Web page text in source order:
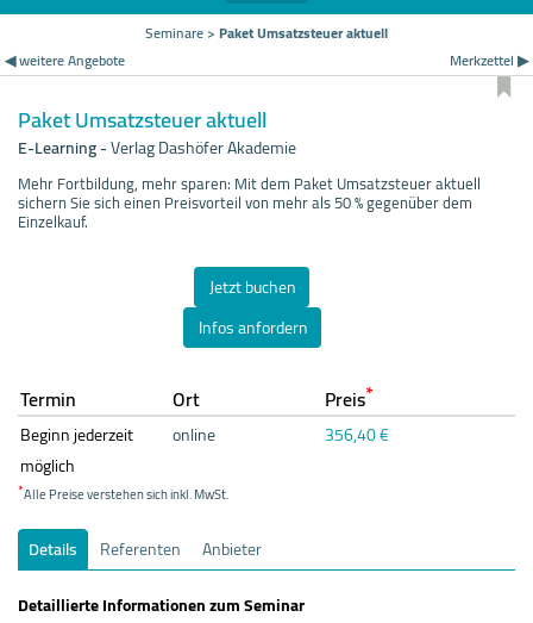
Seminare> Paket Umsatzsteuer aktuell
◀ weitere Angebote
Merkzettel ▶
Paket Umsatzsteuer aktuell
E-Learning-Verlag Dashöfer Akademie
Mehr Fortbildung, mehr sparen: Mit dem Paket Umsatzsteuer aktuell
sichern Sie sich einen Preisvorteil von mehr als 50 % gegenüber dem
Einzelkauf.
Jetzt buchen
Infos anfordern
Termin Ort Preis*
Beginn jederzeit
möglich
online 356,40 €
*Alle Preise verstehen sich inkl. MwSt.
Details Referenten
Anbieter
Detaillierte Informationen zum Seminar